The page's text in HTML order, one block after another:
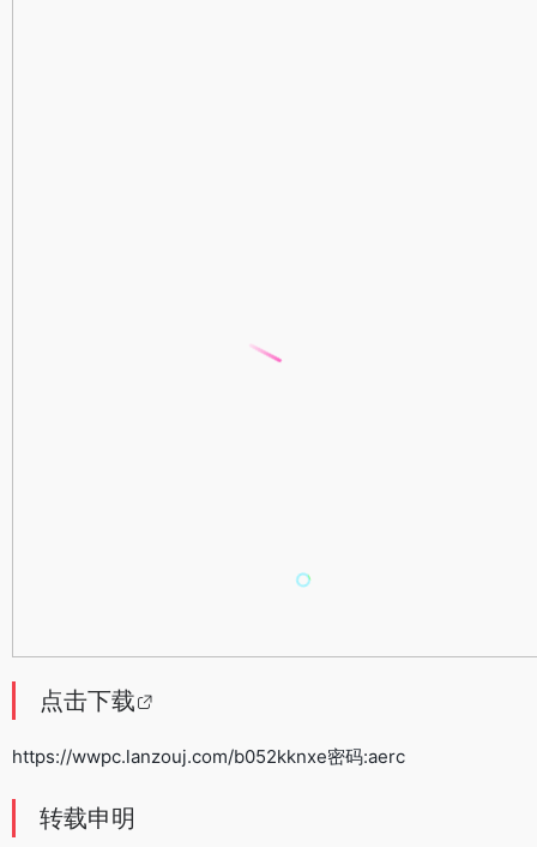
点击下载
https://wwpc.lanzouj.com/b052kknxe密码:aerc
转载申明